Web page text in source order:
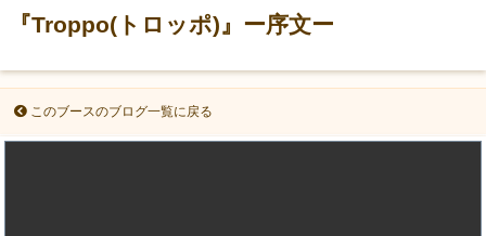
『Troppo(トロッポ)』ー序文ー
このブースのブログ一覧に戻る